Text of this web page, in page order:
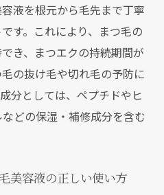
液を根元から毛先まで丁寧
す。これにより、まつ毛の
き、まつエクの持続期間が
の抜け毛や切れ毛の予防に
分としては、ペプチドやヒ
どの保湿・補修成分を含む
美容液の正しい使い方